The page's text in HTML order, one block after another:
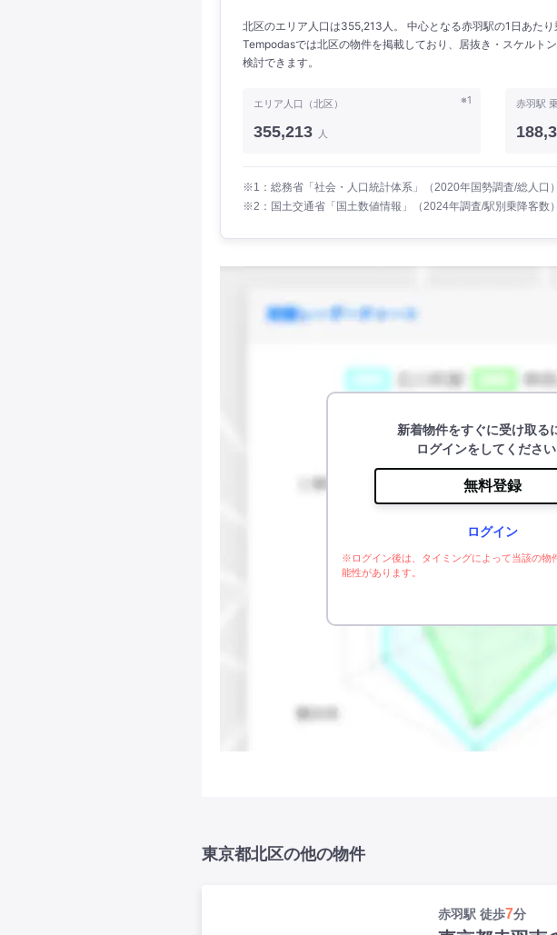
北区のエリア人口は355,213人。 中心となる赤羽駅の1日あたり
Tempodasでは北区の物件を掲載しており、居抜き・スケルト
検討できます。
※1
エリア人口（北区）
355,213 人
赤羽駅
※1：総務省「社会・人口統計体系」（2020年国勢調査/総人口）
※2：国土交通省「国土数値情報」（2024年調査/駅別乗降客数）
新着物件をすぐに受け取る
ログインをしてください
無料登録
ログイン
※ログイン後は、タイミングによって当該の物
能性があります。
東京都北区の他の物件
赤羽駅 徒歩7分